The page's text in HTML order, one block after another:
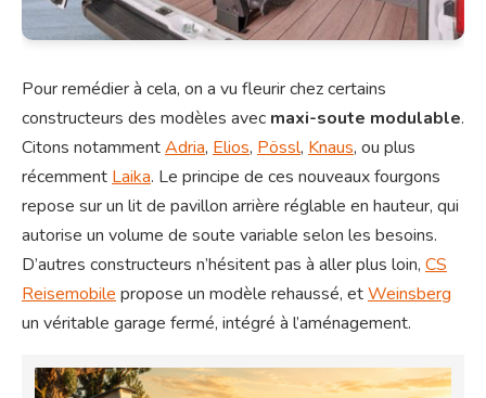
Pour remédier à cela, on a vu fleurir chez certains
constructeurs des modèles avec maxi-soute modulable.
Citons notammentAdria, Elios, Pössl, Knaus, ou plus
récemment Laika. Le principe de ces nouveaux fourgons
repose sur un lit de pavillon arrière réglable en hauteur, qui
autorise un volume de soute variable selon les besoins.
D’autres constructeurs n’hésitent pas à aller plus loin, CS
Reisemobile propose un modèle rehaussé, etWeinsberg
un véritable garage fermé, intégré à l’aménagement.